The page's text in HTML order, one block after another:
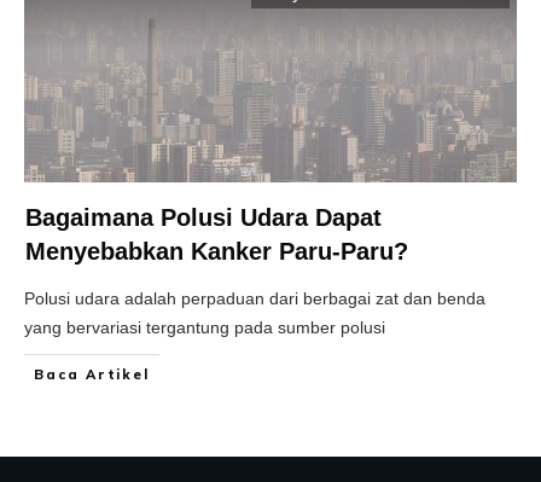
Bagaimana Polusi Udara Dapat
Menyebabkan Kanker Paru-Paru?
Polusi udara adalah perpaduan dari berbagai zat dan benda
yang bervariasi tergantung pada sumber polusi
Baca Artikel